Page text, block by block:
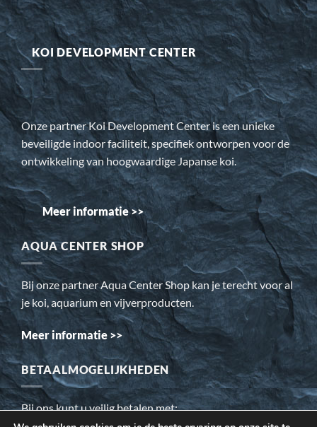
KOI DEVELOPMENT CENTER
Onze partner Koi Development Center is een unieke
beveiligde indoor faciliteit, specifiek ontworpen voor de
ontwikkeling van hoogwaardige Japanse koi.
Meer informatie >>
AQUA CENTER SHOP
Bij onze partner Aqua Center Shop kan je terecht voor al
je koi, aquarium en vijverproducten.
Meer informatie >>
BETAALMOGELIJKHEDEN
Bij ons kunt u veilig betalen met: